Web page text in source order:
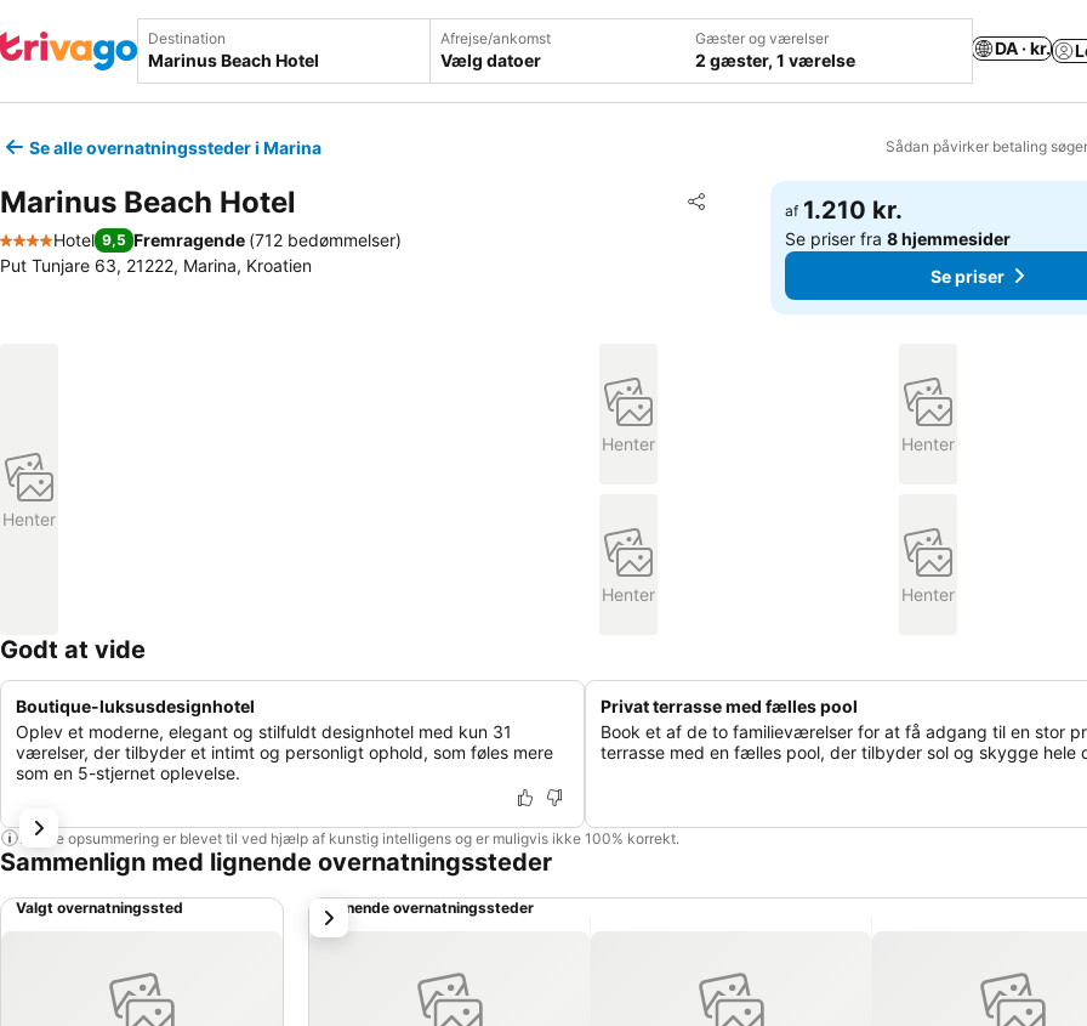
Destination Afrejse/ankomst
Vælg datoer
Gæster og værelser
2 gæster, 1 værelse
DA · kr.
Se alle overnatningssteder i Marina Sådan påvirker betaling
Marinus Beach Hotel Del
Føj til favoritter
4 Stjerner
Hotel 9,5 Fremragende (712 bedømmelser)
Put Tunjare 63, 21222, Marina, Kroatien
af 1.210 kr.
Se priser fra8 hjemmesider
Se priser
Henter
Henter Henter
Henter Henter
Godt at vide
Boutique-luksusdesignhotel
Oplev et moderne, elegant og stilfuldt designhotel med kun 31
værelser, der tilbyder et intimt og personligt ophold, som føles mere
som en 5-stjernet oplevelse.
Privat terrasse med fælles pool
Book et af de to familieværelser for at få adgang til en stor
terrasse med en fælles pool, der tilbyder sol og skygge hele
Denne opsummering er blevet til ved hjælp af kunstig intelligens og er muligvis ikke 100% korrekt.
Sammenlign med lignende overnatningssteder
Valgt overnatningssted Lignende overnatningssteder
næste